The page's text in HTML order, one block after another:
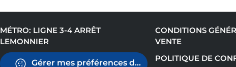
MÉTRO: LIGNE 3-4 ARRÊT
LEMONNIER
Gérer mes préférences de cookies
CONDITIONS
VENTE
POLITIQUE DE